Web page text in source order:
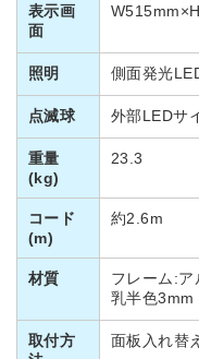
表示画
面
照明 側面発光
点滅球 外部LEDサ
重量
(kg)
23.3
コード
(m)
約2.6m
材質
フレーム:
乳半色3mm
取付方
面板入れ替え